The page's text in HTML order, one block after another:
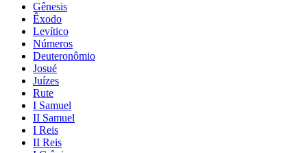
Gênesis
Êxodo
Levítico
Números
Deuteronômio
Josué
Juízes
Rute
I Samuel
II Samuel
I Reis
II Reis